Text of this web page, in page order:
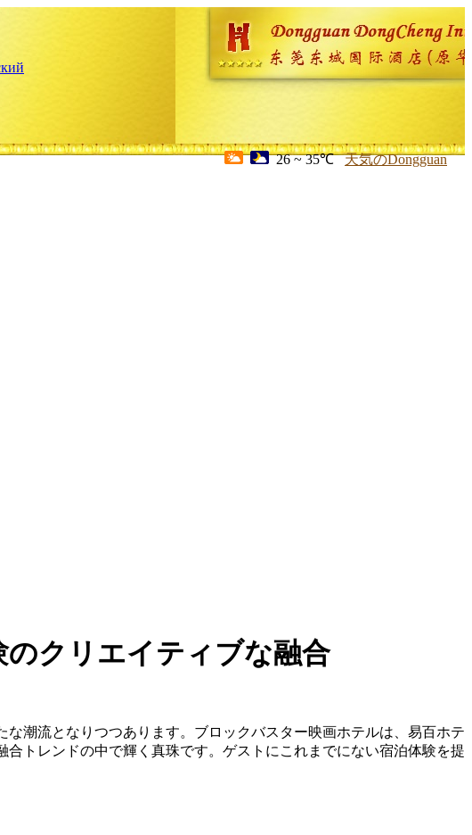
26 ~ 35℃ 天気のDongguan
クリエイティブな融合
潮流となりつつあります。ブロックバスター映画ホテルは、易百ホテ
トレンドの中で輝く真珠です。ゲストにこれまでにない宿泊体験を提